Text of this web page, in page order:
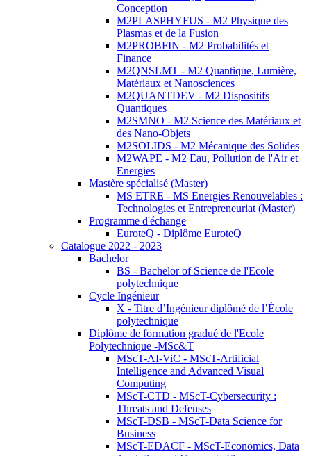
Conception
M2PLASPHYFUS - M2 Physique des
Plasmas et de la Fusion
M2PROBFIN - M2 Probabilités et
Finance
M2QNSLMT - M2 Quantique, Lumière,
Matériaux et Nanosciences
M2QUANTDEV - M2 Dispositifs
Quantiques
M2SMNO - M2 Science des Matériaux et
des Nano-Objets
M2SOLIDS - M2 Mécanique des Solides
M2WAPE - M2 Eau, Pollution de l'Air et
Energies
Mastère spécialisé (Master)
MS ETRE - MS Energies Renouvelables :
Technologies et Entrepreneuriat (Master)
Programme d'échange
EuroteQ - Diplôme EuroteQ
Catalogue 2022 - 2023
Bachelor
BS - Bachelor of Science de l'Ecole
polytechnique
Cycle Ingénieur
X - Titre d’Ingénieur diplômé de l’École
polytechnique
Diplôme de formation gradué de l'Ecole
Polytechnique -MSc&T
MScT-AI-ViC - MScT-Artificial
Intelligence and Advanced Visual
Computing
MScT-CTD - MScT-Cybersecurity :
Threats and Defenses
MScT-DSB - MScT-Data Science for
Business
MScT-EDACF - MScT-Economics, Data